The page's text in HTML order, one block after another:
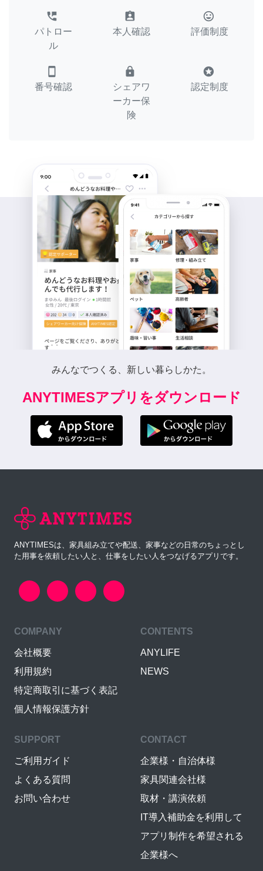
perm_phone_msg
パトロー
ル
assignment_ind
本人確認
tag_faces
評価制度
smartphone
番号確認
lock
シェアワ
ーカー保
険
stars
認定制度
みんなでつくる、新しい暮らしかた。
ANYTIMESアプリをダウンロード
ANYTIMESは、家具組み立てや配送、家事などの日常のちょっとし
た用事を依頼したい人と、仕事をしたい人をつなげるアプリです。
COMPANY
会社概要
利用規約
特定商取引に基づく表記
個人情報保護方針
CONTENTS
ANYLIFE
NEWS
SUPPORT
ご利用ガイド
よくある質問
お問い合わせ
CONTACT
企業様・自治体様
家具関連会社様
取材・講演依頼
IT導入補助金を利用して
アプリ制作を希望される
企業様へ